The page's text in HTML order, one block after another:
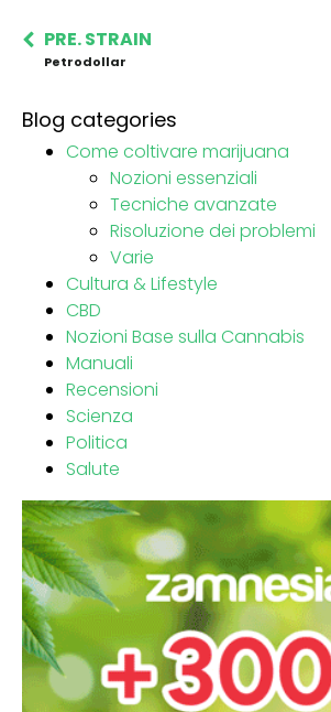
PRE. STRAIN
Petrodollar
Blog categories
Come coltivare marijuana
Nozioni essenziali
Tecniche avanzate
Risoluzione dei problemi
Varie
Cultura & Lifestyle
CBD
Nozioni Base sulla Cannabis
Manuali
Recensioni
Scienza
Politica
Salute